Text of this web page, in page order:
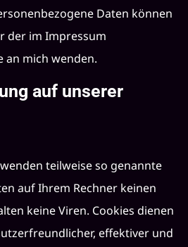
Daten können
der im Impressum
an mich wenden.
auf unserer
teilweise so genannte
auf Ihrem Rechner keinen
keine Viren. Cookies dienen
effektiver und